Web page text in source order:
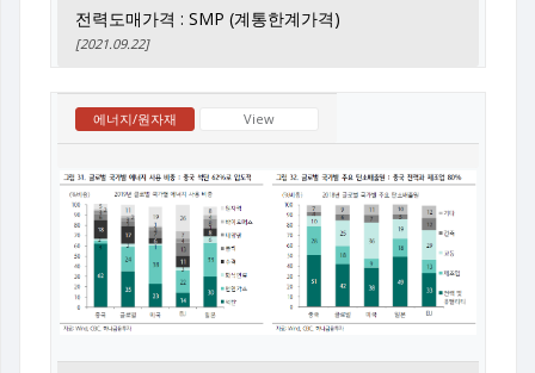
전력도매가격 : SMP (계통한계가격)
[2021.09.22]
에너지/원자재 View